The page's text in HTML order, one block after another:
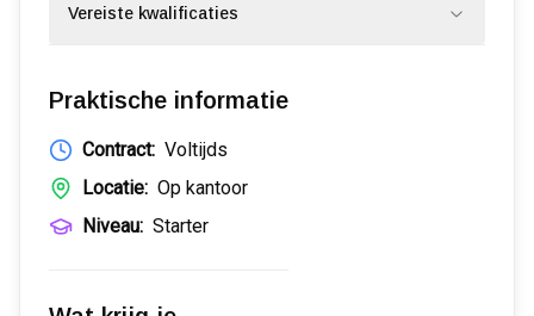
Vereiste kwalificaties
Praktische informatie
Contract: Voltijds
Locatie: Op kantoor
Niveau: Starter